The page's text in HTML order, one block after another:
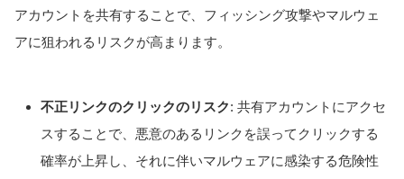
アカウントを共有することで、フィッシング攻撃やマルウェ
アに狙われるリスクが高まります。
不正リンクのクリックのリスク: 共有アカウントにアクセ
スすることで、悪意のあるリンクを誤ってクリックする
確率が上昇し、それに伴いマルウェアに感染する危険性